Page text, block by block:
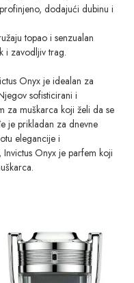
dodajući dubinu i
topao i senzualan
i zavodljiv trag.
Onyx je idealan za
sofisticirani i
za muškarca koji želi da se
je prikladan za dnevne
elegancije i
Onyx je parfem koji